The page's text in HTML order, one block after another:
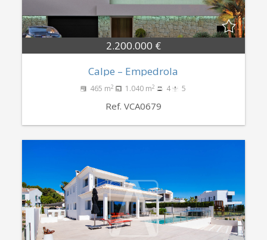
2.200.000 €
Calpe – Empedrola
465 m2 1.040 m2 4 5
Ref. VCA0679